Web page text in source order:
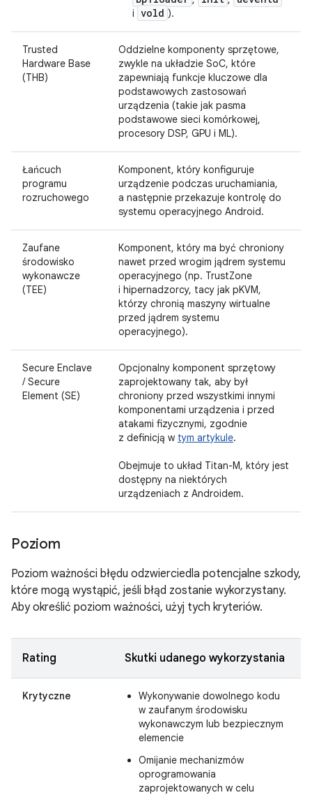
i vold ).
Trusted
Hardware Base
(THB)
Oddzielne komponenty sprzętowe,
zwykle na układzie SoC, które
zapewniają funkcje kluczowe dla
podstawowych zastosowań
urządzenia (takie jak pasma
podstawowe sieci komórkowej,
procesory DSP, GPU i ML).
Łańcuch
programu
rozruchowego
Komponent, który konfiguruje
urządzenie podczas uruchamiania,
a następnie przekazuje kontrolę do
systemu operacyjnego Android.
Zaufane
środowisko
wykonawcze
(TEE)
Komponent, który ma być chroniony
nawet przed wrogim jądrem systemu
operacyjnego (np. TrustZone
i hipernadzorcy, tacy jak pKVM,
którzy chronią maszyny wirtualne
przed jądrem systemu
operacyjnego).
Secure Enclave
/ Secure
Element (SE)
Opcjonalny komponent sprzętowy
zaprojektowany tak, aby był
chroniony przed wszystkimi innymi
komponentami urządzenia i przed
atakami fizycznymi, zgodnie
z definicją w tym artykule.
Obejmuje to układ Titan-M, który jest
dostępny na niektórych
urządzeniach z Androidem.
Poziom
Poziom ważności błędu odzwierciedla potencjalne szkody,
które mogą wystąpić, jeśli błąd zostanie wykorzystany.
Aby określić poziom ważności, użyj tych kryteriów.
Rating Skutki udanego wykorzystania
Krytyczne
Wykonywanie dowolnego kodu
w zaufanym środowisku
wykonawczym lub bezpiecznym
elemencie
Omijanie mechanizmów
oprogramowania
zaprojektowanych w celu